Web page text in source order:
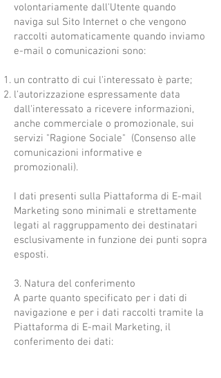
volontariamente dall'Utente quando
naviga sul Sito Internet o che vengono
raccolti automaticamente quando inviamo
e-mail o comunicazioni sono:
un contratto di cui l'interessato è parte;
l'autorizzazione espressamente data
dall'interessato a ricevere informazioni,
anche commerciale o promozionale, sui
servizi "Ragione Sociale" (Consenso alle
comunicazioni informative e
promozionali).
I dati presenti sulla Piattaforma di E-mail
Marketing sono minimali e strettamente
legati al raggruppamento dei destinatari
esclusivamente in funzione dei punti sopra
esposti.
3. Natura del conferimento
A parte quanto specificato per i dati di
navigazione e per i dati raccolti tramite la
Piattaforma di E-mail Marketing, il
conferimento dei dati: